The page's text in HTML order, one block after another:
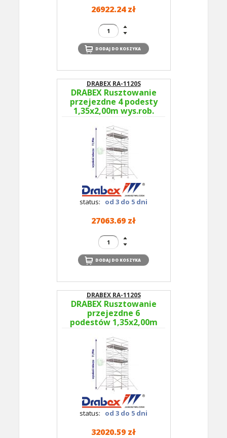
26922.24 zł
DRABEX RA-1120S
DRABEX Rusztowanie
przejezdne 4 podesty
1,35x2,00m wys.rob.
11,99m RA 1120S TYP
354B - podesty co 4m
status: od 3 do 5 dni
27063.69 zł
DRABEX RA-1120S
DRABEX Rusztowanie
przejezdne 6
podestów 1,35x2,00m
1120S TYP 354A -
podesty co 2m
status: od 3 do 5 dni
32020.59 zł